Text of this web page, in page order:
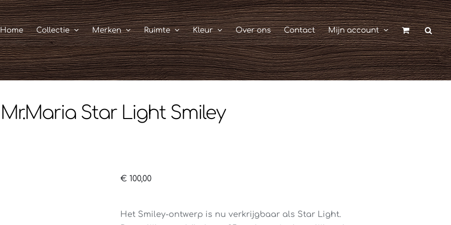
Home Collectie Merken Ruimte Kleur Over ons Contact Mijn account
Mr.Maria Star Light Smiley
€ 100,00
Het Smiley-ontwerp is nu verkrijgbaar als Star Light.